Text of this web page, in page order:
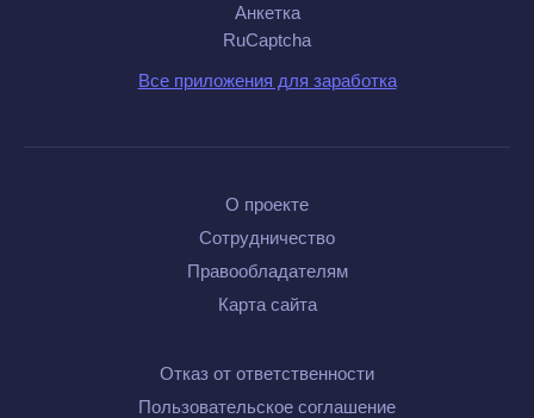
Анкетка
RuCaptcha
Все приложения для заработка
О проекте
Сотрудничество
Правообладателям
Карта сайта
Отказ от ответственности
Пользовательское соглашение